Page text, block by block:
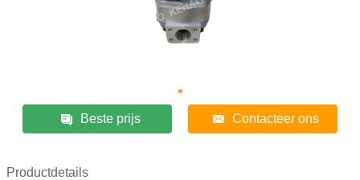
Beste prijs Contacteer ons
Productdetails